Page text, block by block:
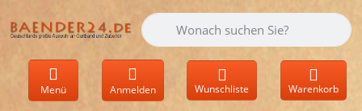
Geben Sie einen Suchbegriff ein.
Menü Anmelden Wunschliste Warenkorb